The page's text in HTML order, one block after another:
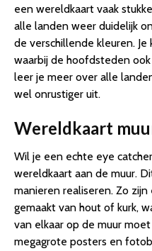
een wereldkaart vaak
alle landen weer duidelijk
de verschillende kleuren.
waarbij de hoofdsteden
leer je meer over alle
wel onrustiger uit.
Wereldkaart
Wil je een echte eye
wereldkaart aan de muur.
manieren realiseren. Zo
gemaakt van hout of kurk,
van elkaar op de muur
megagrote posters en